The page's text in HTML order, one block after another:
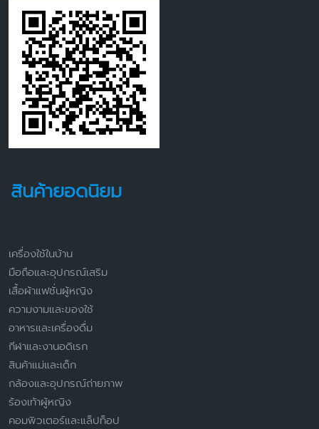
สินค้ายอดนิยม
เครื่องใช้ในบ้าน
มือถือและอุปกรณ์เสริม
เสื้อผ้าแฟชั่นผู้หญิง
ความงามและของใช้
อาหารและเครื่องดื่ม
กีฬาและงานอดิเรก
สินค้าแม่และเด็ก
กล้องและอุปกรณ์ถ่ายภาพ
ร้องเท้าผู้หญิง
คอมพิวเตอร์และแล็ปท็อป